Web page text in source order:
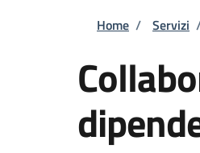
Home / Servizi